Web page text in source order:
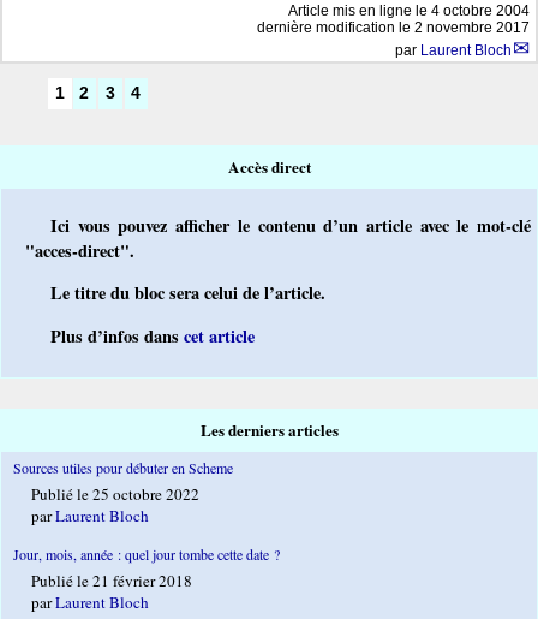
Article mis en ligne le 4 octobre 2004
dernière modification le 2 novembre 2017
par Laurent Bloch
1 2 3 4
Accès direct
Ici vous pouvez afficher le contenu d’un article avec le mot-clé
"acces-direct".
Le titre du bloc sera celui de l’article.
Plus d’infos danscet article
Les derniers articles
Sources utiles pour débuter en Scheme
Publié le 25 octobre 2022
parLaurent Bloch
Jour, mois, année : quel jour tombe cette date ?
Publié le 21 février 2018
parLaurent Bloch